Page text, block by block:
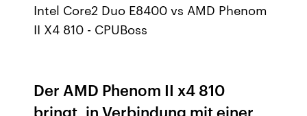
Intel Core2 Duo E8400 vs AMD Phenom
II X4 810 - CPUBoss
Der AMD Phenom II x4 810
bringt, in Verbindung mit einer